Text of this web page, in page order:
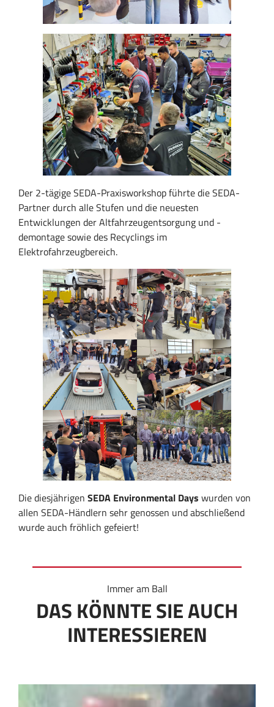
Der 2-tägige SEDA-Praxisworkshop führte die SEDA-
Partner durch alle Stufen und die neuesten
Entwicklungen der Altfahrzeugentsorgung und -
demontage sowie des Recyclings im
Elektrofahrzeugbereich.
Die diesjährigenSEDA Environmental Days wurden von
allen SEDA-Händlern sehr genossen und abschließend
wurde auch fröhlich gefeiert!
Immer am Ball
DAS KÖNNTE SIE AUCH
INTERESSIEREN